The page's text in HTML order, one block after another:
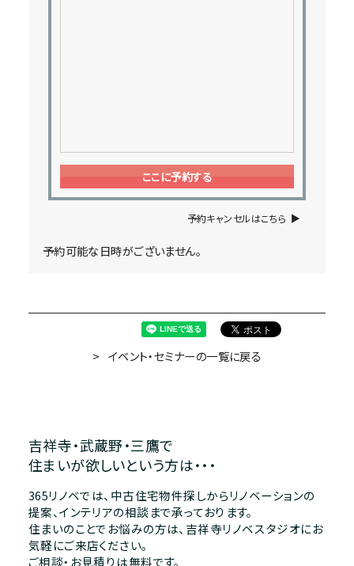
ここに予約する
予約キャンセルはこちら
予約可能な日時がございません。
イベント・セミナーの一覧に戻る
吉祥寺・武蔵野・三鷹で
住まいが欲しいという方は・・・
365リノベでは、中古住宅物件探しからリノベーションの
提案、インテリアの相談まで承っております。
住まいのことでお悩みの方は、吉祥寺リノベスタジオにお
気軽にご来店ください。
ご相談・お見積りは無料です。